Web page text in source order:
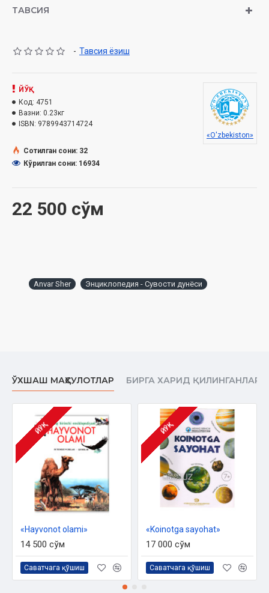
Muqovasi
ТАВСИЯ
- Тавсия ёзиш
22 500 сўм
ЙЎҚ
Код: 4751
Вазни: 0.23кг
ISBN: 9789943714724
«O'zbekiston»
Сотилган сони: 32
Кўрилган сони: 16934
Anvar Sher Энциклопедия - Сувости дунёси
ЎХШАШ МАҲСУЛОТЛАР БИРГА ХАРИД ҚИЛИНГАНЛАР
ЙЎҚ
«Hayvonot olami»
14 500 сўм
Саватчага қўшиш
ЙЎҚ
«Koinotga sayohat»
17 000 сўм
Саватчага қўшиш